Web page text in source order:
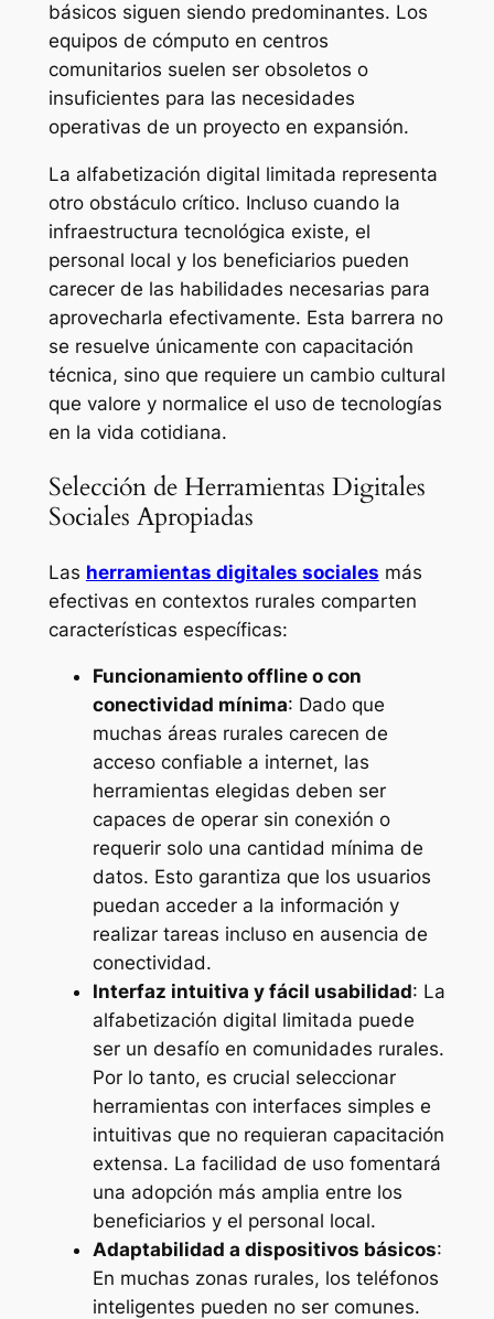
básicos siguen siendo predominantes. Los
equipos de cómputo en centros
comunitarios suelen ser obsoletos o
insuficientes para las necesidades
operativas de un proyecto en expansión.
La alfabetización digital limitada representa
otro obstáculo crítico. Incluso cuando la
infraestructura tecnológica existe, el
personal local y los beneficiarios pueden
carecer de las habilidades necesarias para
aprovecharla efectivamente. Esta barrera no
se resuelve únicamente con capacitación
técnica, sino que requiere un cambio cultural
que valore y normalice el uso de tecnologías
en la vida cotidiana.
Selección de Herramientas Digitales
Sociales Apropiadas
Las herramientas digitales sociales más
efectivas en contextos rurales comparten
características específicas:
Funcionamiento offline o con
conectividad mínima: Dado que
muchas áreas rurales carecen de
acceso confiable a internet, las
herramientas elegidas deben ser
capaces de operar sin conexión o
requerir solo una cantidad mínima de
datos. Esto garantiza que los usuarios
puedan acceder a la información y
realizar tareas incluso en ausencia de
conectividad.
Interfaz intuitiva y fácil usabilidad: La
alfabetización digital limitada puede
ser un desafío en comunidades rurales.
Por lo tanto, es crucial seleccionar
herramientas con interfaces simples e
intuitivas que no requieran capacitación
extensa. La facilidad de uso fomentará
una adopción más amplia entre los
beneficiarios y el personal local.
Adaptabilidad a dispositivos básicos:
En muchas zonas rurales, los teléfonos
inteligentes pueden no ser comunes.